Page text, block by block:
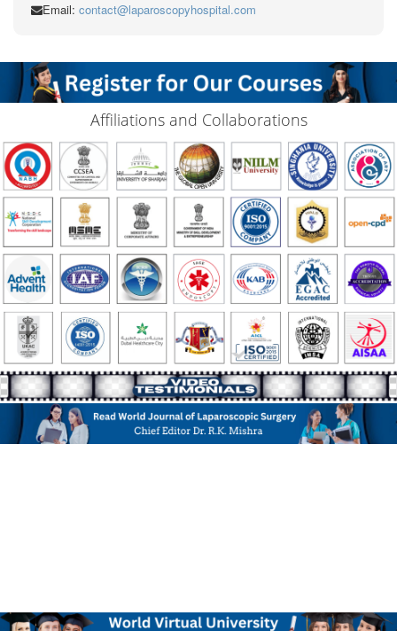
Email: contact@laparoscopyhospital.com
Affiliations and Collaborations